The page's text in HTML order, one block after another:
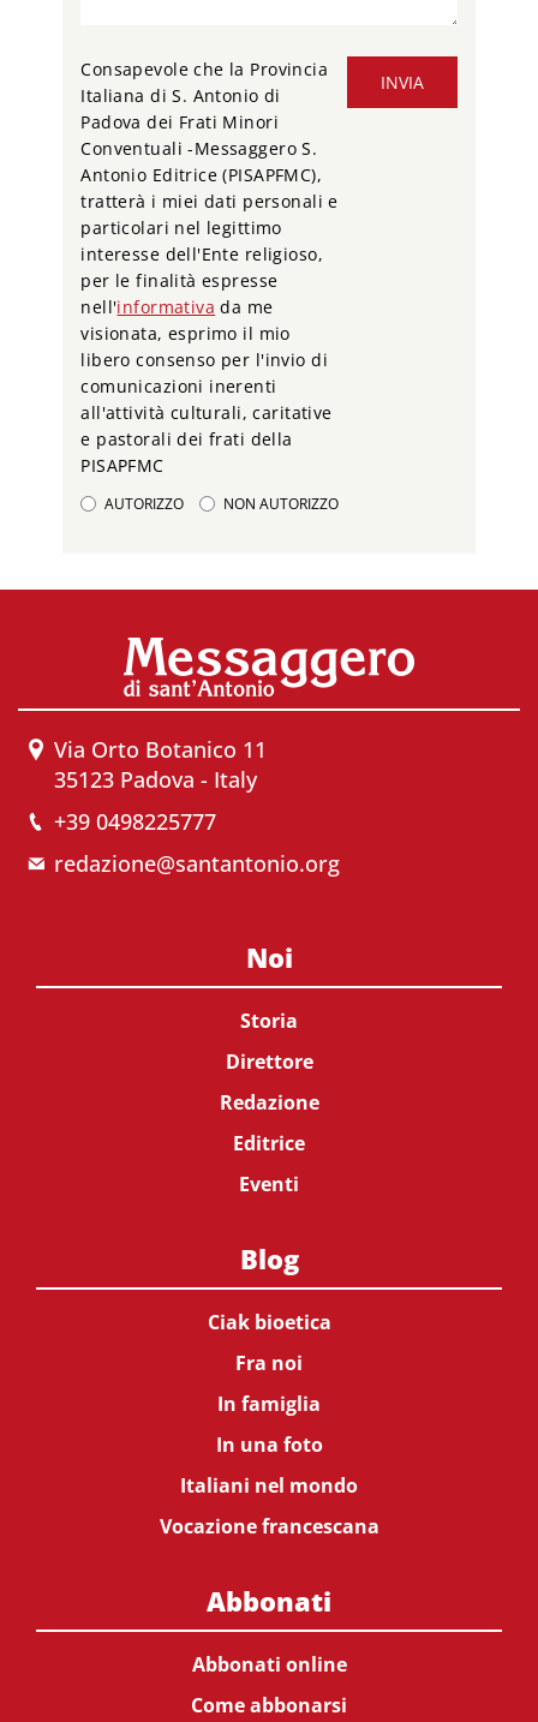
INVIA
Consapevole che la Provincia
Italiana di S. Antonio di
Padova dei Frati Minori
Conventuali -Messaggero S.
Antonio Editrice (PISAPFMC),
tratterà i miei dati personali e
particolari nel legittimo
interesse dell'Ente religioso,
per le finalità espresse
nell'informativa da me
visionata, esprimo il mio
libero consenso per l'invio di
comunicazioni inerenti
all'attività culturali, caritative
e pastorali dei frati della
PISAPFMC
AUTORIZZO NON AUTORIZZO
Via Orto Botanico 11
35123 Padova - Italy
+39 0498225777
redazione@santantonio.org
Noi
Storia
Direttore
Redazione
Editrice
Eventi
Blog
Ciak bioetica
Fra noi
In famiglia
In una foto
Italiani nel mondo
Vocazione francescana
Abbonati
Abbonati online
Come abbonarsi